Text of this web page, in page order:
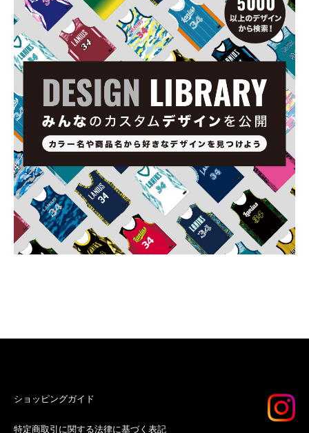
ショッピングガイド
特定商取引に関する法律に基づく表記